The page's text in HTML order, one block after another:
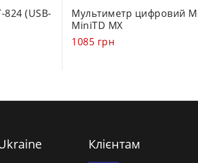
824 (USB-
out
of
5
Мультиметр цифровий
MiniTD MX
1085 грн
Клієнтам